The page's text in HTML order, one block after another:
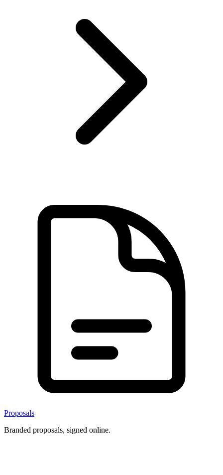
Proposals
Branded proposals, signed online.